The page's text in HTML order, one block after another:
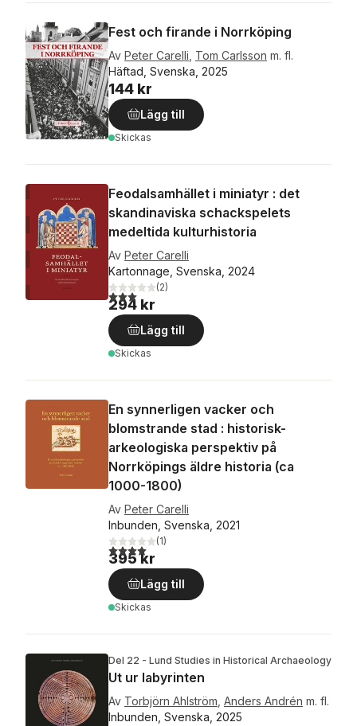
Fest och firande i Norrköping
Av Peter Carelli Tom Carlsson m. fl.
Häftad, Svenska, 2025
144 kr
Lägg till
Skickas
Feodalsamhället i miniatyr : det
skandinaviska schackspelets
medeltida kulturhistoria
Av Peter Carelli
Kartonnage, Svenska, 2024
3,0utav 5 stjärnor. Totalt antal röster:
(2)
294 kr
Lägg till
Skickas
En synnerligen vacker och
blomstrande stad : historisk-
arkeologiska perspektiv på
Norrköpings äldre historia (ca
1000-1800)
Av Peter Carelli
Inbunden, Svenska, 2021
4,0utav 5 stjärnor. Totalt antal röster:
(1)
395 kr
Lägg till
Skickas
Del 22 - Lund Studies in Historical Archaeology
Ut ur labyrinten
Av Torbjörn Ahlström Anders Andrén m. fl.
Inbunden, Svenska, 2025